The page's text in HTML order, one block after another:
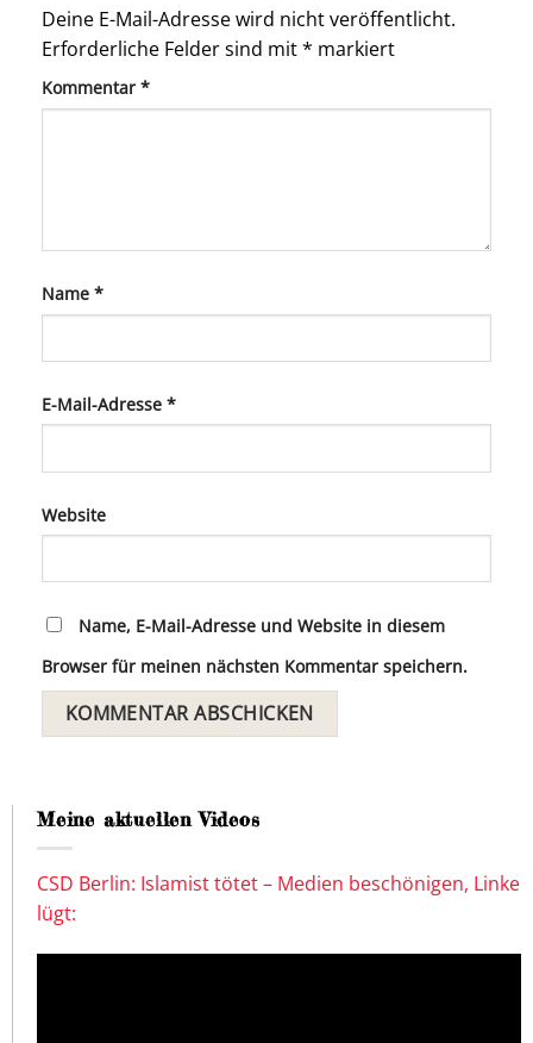
Deine E-Mail-Adresse wird nicht veröffentlicht.
Erforderliche Felder sind mit* markiert
Kommentar *
Name *
E-Mail-Adresse *
Website
Name, E-Mail-Adresse und Website in diesem
Browser für meinen nächsten Kommentar speichern.
Meine aktuellen Videos
CSD Berlin: Islamist tötet – Medien beschönigen, Linke
lügt: